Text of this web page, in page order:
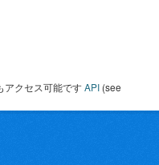
アクセス可能ですAPI (see